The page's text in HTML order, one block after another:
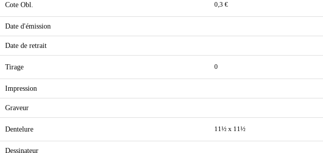
Cote Obl. 0,3 €
Date d'émission
Date de retrait
Tirage 0
Impression
Graveur
Dentelure 11½ x 11½
Dessinateur